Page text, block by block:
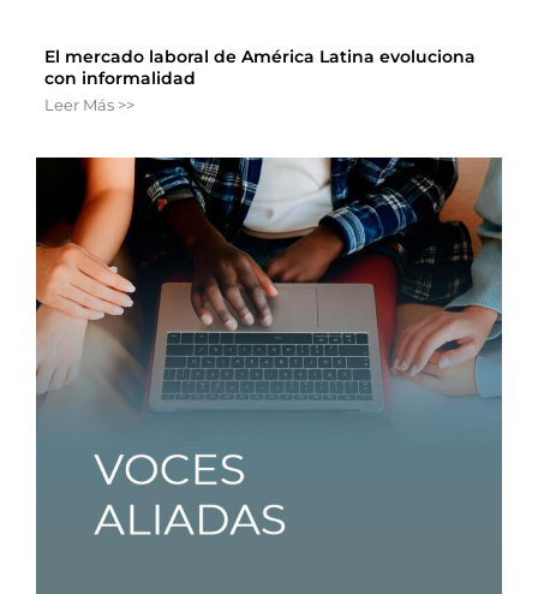
El mercado laboral de América Latina evoluciona
con informalidad
Leer Más >>